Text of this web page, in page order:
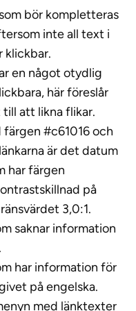
bör kompletteras
inte all text i
klickbar.
en något otydlig
här föreslår
att likna flikar.
#c61016 och
är det datum
har färgen
på
3,0:1.
saknar information
har information för
på engelska.
med länktexter